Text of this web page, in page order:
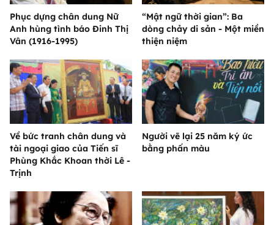
Phục dựng chân dung Nữ
Anh hùng tình báo Đinh Thị
Vân (1916-1995)
“Mật ngữ thời gian”: Ba
dòng chảy di sản - Một miền
thiện niệm
Về bức tranh chân dung và
tài ngoại giao của Tiến sĩ
Phùng Khắc Khoan thời Lê -
Trịnh
Người vẽ lại 25 năm ký ức
bằng phấn màu